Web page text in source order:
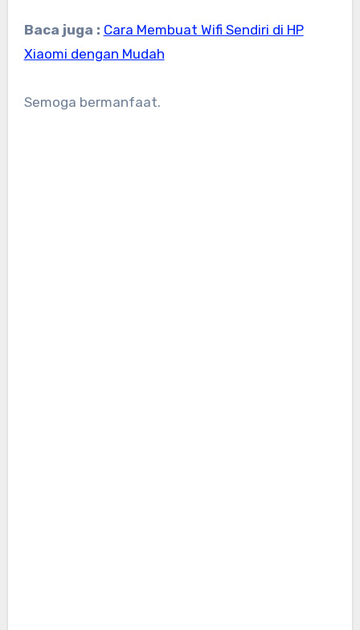
Baca juga : Cara Membuat Wifi Sendiri di HP
Xiaomi dengan Mudah
Semoga bermanfaat.